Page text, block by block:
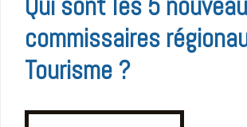
commissaires
Tourisme ?